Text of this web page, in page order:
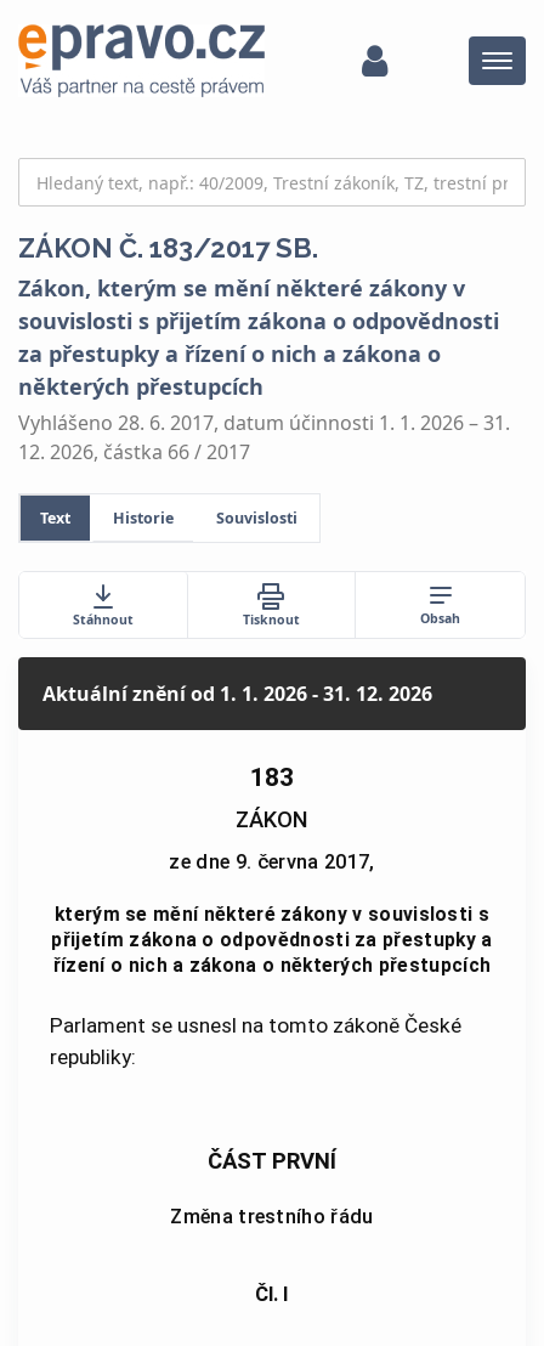
Menu
ZÁKON Č. 183/2017 SB.
Zákon, kterým se mění některé zákony v
souvislosti s přijetím zákona o odpovědnosti
za přestupky a řízení o nich a zákona o
některých přestupcích
Vyhlášeno 28. 6. 2017, datum účinnosti 1. 1. 2026 – 31.
12. 2026, částka 66 / 2017
Text Historie Souvislosti
Stáhnout Tisknout Obsah
Aktuální zněníod 1. 1. 2026 - 31. 12. 2026
183
ZÁKON
ze dne 9. června 2017,
kterým se mění některé zákony v souvislosti s
přijetím zákona o odpovědnosti za přestupky a
řízení o nich a zákona o některých přestupcích
Parlament se usnesl na tomto zákoně České
republiky:
ČÁST PRVNÍ
Změna trestního řádu
Čl. I